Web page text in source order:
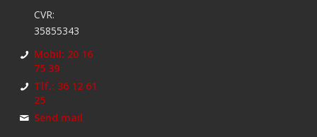
CVR:
35855343
Mobil: 20 16
75 39
Tlf.: 36 12 61
25
Send mail